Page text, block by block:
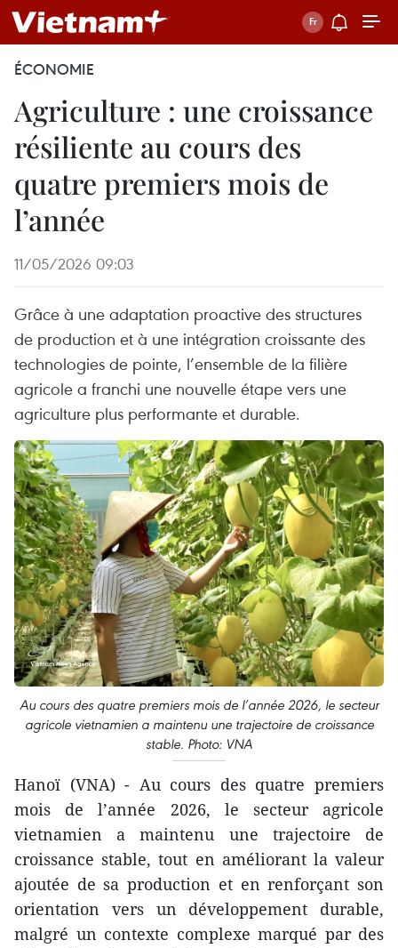
ÉCONOMIE
Agriculture : une croissance
résiliente au cours des
quatre premiers mois de
l’année
11/05/2026 09:03
Grâce à une adaptation proactive des structures
de production et à une intégration croissante des
technologies de pointe, l’ensemble de la filière
agricole a franchi une nouvelle étape vers une
agriculture plus performante et durable.
Au cours des quatre premiers mois de l’année 2026, le secteur
agricole vietnamien a maintenu une trajectoire de croissance
stable. Photo: VNA
​Hanoï (VNA) - Au cours des quatre premiers
mois de l’année 2026, le secteur agricole
vietnamien a maintenu une trajectoire de
croissance stable, tout en améliorant la valeur
ajoutée de sa production et en renforçant son
orientation vers un développement durable,
malgré un contexte complexe marqué par des